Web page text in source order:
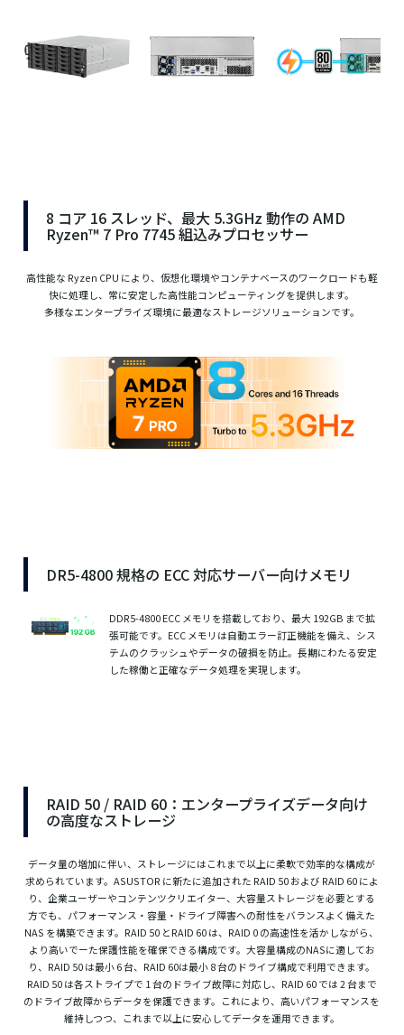
8 コア 16 スレッド、最大 5.3GHz 動作の AMD
Ryzen™ 7 Pro 7745 組込みプロセッサー
高性能な Ryzen CPU により、仮想化環境やコンテナベースのワークロードも軽
快に処理し、常に安定した高性能コンピューティングを提供します。
多様なエンタープライズ環境に最適なストレージソリューションです。
DR5-4800 規格の ECC 対応サーバー向けメモリ
DDR5-4800 ECC メモリを搭載しており、最大 192GB まで拡
張可能です。ECC メモリは自動エラー訂正機能を備え、シス
テムのクラッシュやデータの破損を防止。長期にわたる安定
した稼働と正確なデータ処理を実現します。
RAID 50 / RAID 60：エンタープライズデータ向け
の高度なストレージ
データ量の増加に伴い、ストレージにはこれまで以上に柔軟で効率的な構成が
求められています。ASUSTOR に新たに追加された RAID 50 および RAID 60 によ
り、企業ユーザーやコンテンツクリエイター、大容量ストレージを必要とする
方でも、パフォーマンス・容量・ドライブ障害への耐性をバランスよく備えた
NAS を構築できます。RAID 50 とRAID 60 は、RAID 0 の高速性を活かしながら、
より高いでーた保護性能を確保できる構成です。大容量構成のNASに適してお
り、RAID 50 は最小 6 台、RAID 60は最小 8 台のドライブ構成で利用できます。
RAID 50 は各ストライプで 1 台のドライブ故障に対応し、RAID 60 では 2 台まで
のドライブ故障からデータを保護できます。これにより、高いパフォーマンスを
維持しつつ、これまで以上に安心してデータを運用できます。